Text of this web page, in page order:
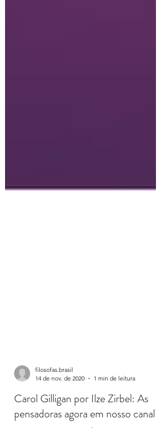
filosofas.brasil
14 de nov. de 2020
1 min de leitura
Carol Gilligan por Ilze Zirbel: As